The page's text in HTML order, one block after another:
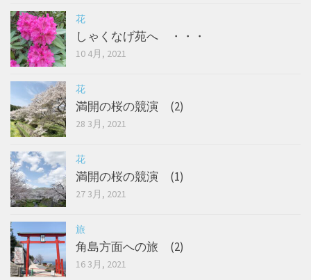
花
しゃくなげ苑へ ・・・
10 4月, 2021
花
満開の桜の競演 (2)
28 3月, 2021
花
満開の桜の競演 (1)
27 3月, 2021
旅
角島方面への旅 (2)
16 3月, 2021